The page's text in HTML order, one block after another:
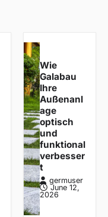
Wie
Galabau
Ihre
Außenanl
age
optisch
und
funktional
verbesser
t
germuser
June 12,
2026